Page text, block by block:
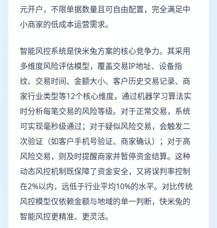
元开户，不限单据数量且可自由配置，完全满足中
小商家的低成本运营需求。
智能风控系统是快米兔方案的核心竞争力。其采用
多维度风险评估模型，覆盖交易IP地址、设备指
纹、交易时间、金额大小、客户历史交易记录、商
家行业类型等12个核心维度，通过机器学习算法实
时分析每笔交易的风险等级。对于正常交易，系统
可实现毫秒级通过；对于疑似风险交易，会触发二
次验证（如客户手机号验证、商家确认）；对于高
风险交易，则及时提醒商家并暂停资金结算。这种
动态风控机制既保障了资金安全，又将误判率控制
在2%以内，远低于行业平均10%的水平。对比传统
风控模型仅依赖金额与地域的单一判断，快米兔的
智能风控更精准、更灵活。